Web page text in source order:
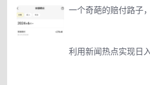
一个奇葩的赔付路子
利用新闻热点实现日